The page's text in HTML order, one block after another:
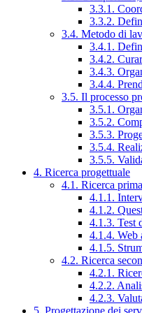
3.3.1.
3.3.2.
3.4. Metodo di
3.4.1.
3.4.2.
3.4.3.
3.4.4.
3.5. Il processo
3.5.1.
3.5.2.
3.5.3.
3.5.4.
3.5.5.
4. Ricerca progettuale
4.1. Ricerca
4.1.1.
4.1.2.
4.1.3. Test
4.1.4. Web
4.1.5.
4.2. Ricerca
4.2.1.
4.2.2.
4.2.3.
5. Progettazione dei